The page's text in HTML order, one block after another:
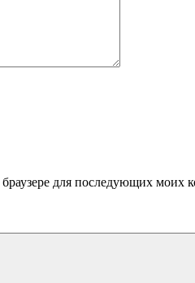
для последующих моих